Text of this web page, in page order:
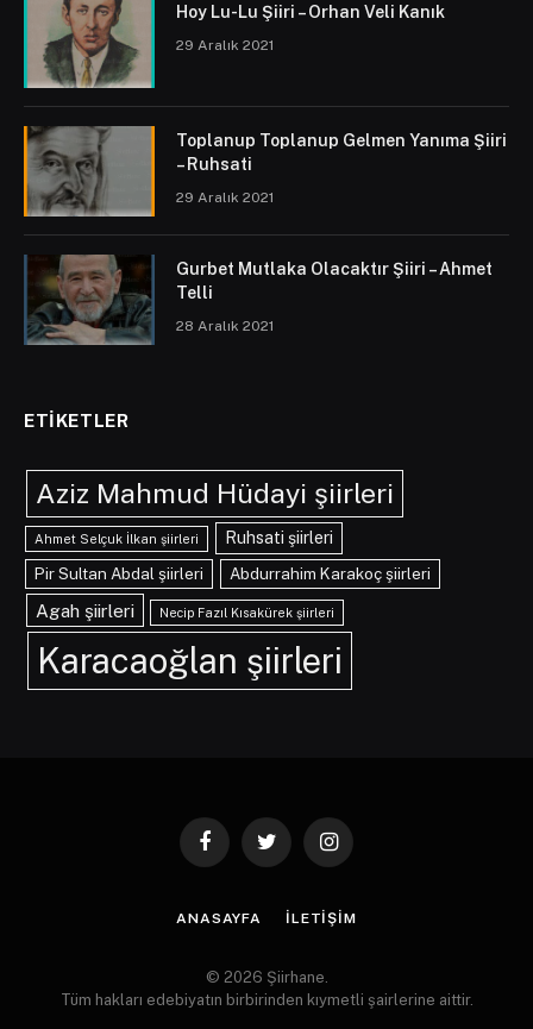
Hoy Lu-Lu Şiiri – Orhan Veli Kanık
29 Aralık 2021
Toplanup Toplanup Gelmen Yanıma Şiiri
– Ruhsati
29 Aralık 2021
Gurbet Mutlaka Olacaktır Şiiri – Ahmet
Telli
28 Aralık 2021
ETIKETLER
Aziz Mahmud Hüdayi şiirleri
Ahmet Selçuk İlkan şiirleri
Ruhsati şiirleri
Pir Sultan Abdal şiirleri
Abdurrahim Karakoç şiirleri
Agah şiirleri Necip Fazıl Kısakürek şiirleri
Karacaoğlan şiirleri
FacebookTwitter Instagram
ANASAYFA İLETIŞIM
© 2026 Şiirhane.
Tüm hakları edebiyatın birbirinden kıymetli şairlerine aittir.